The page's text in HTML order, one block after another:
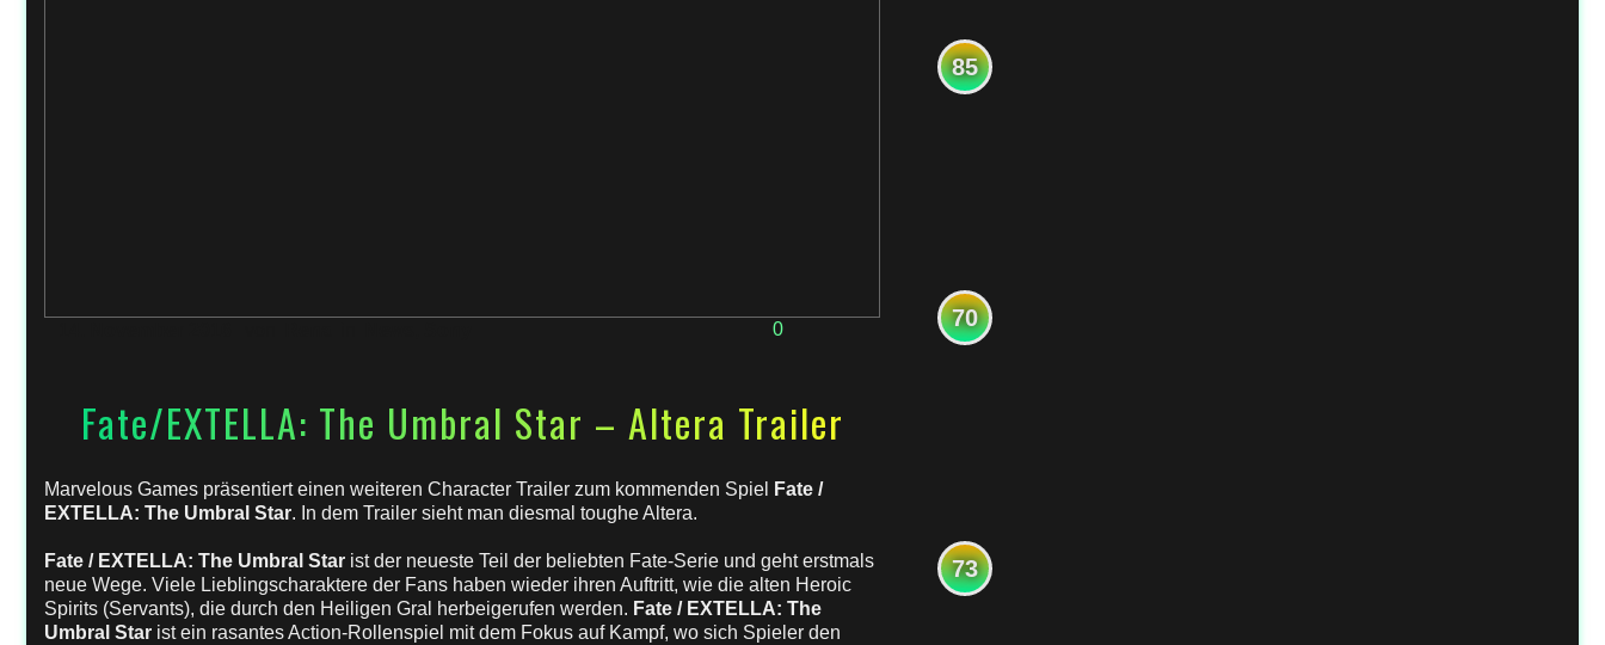
0
Fate/EXTELLA: The Umbral Star – Altera Trailer
Marvelous Games präsentiert einen weiteren Character Trailer zum kommenden Spiel
Fate /
EXTELLA: The Umbral Star. In dem Trailer sieht man diesmal toughe Altera.
Fate / EXTELLA: The Umbral Star ist der neueste Teil der beliebten Fate-Serie und geht erstmals
neue Wege. Viele Lieblingscharaktere der Fans haben wieder ihren Auftritt, wie die alten Heroic
Spirits (Servants), die durch den Heiligen Gral herbeigerufen werden. Fate / EXTELLA: The
Umbral Star ist ein rasantes Action-Rollenspiel mit dem Fokus auf Kampf, wo sich Spieler den
85
70
73